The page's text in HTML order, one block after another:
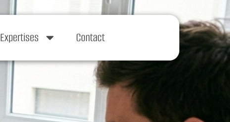
Expertises Contact